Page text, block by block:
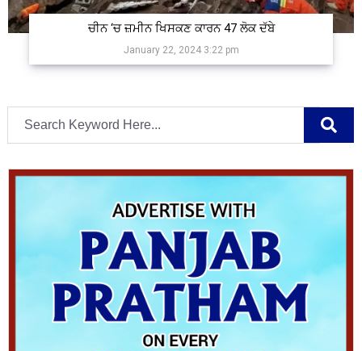
ਚੀਨ ‘ਚ ਜ਼ਮੀਨ ਖਿਸਕਣ ਕਾਰਨ 47 ਲੋਕ ਦੱਬੇ
January 22, 2024 3:22 pm